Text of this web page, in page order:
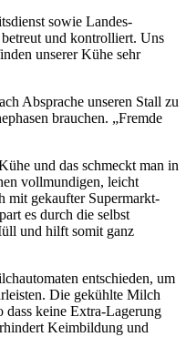
sowie Landes-
und kontrolliert. Uns
unserer Kühe sehr
Absprache unseren Stall zu
brauchen. „Fremde
und das schmeckt man in
vollmundigen, leicht
mit gekaufter Supermarkt-
es durch die selbst
und hilft somit ganz
entschieden, um
Die gekühlte Milch
dass keine Extra-Lagerung
Keimbildung und